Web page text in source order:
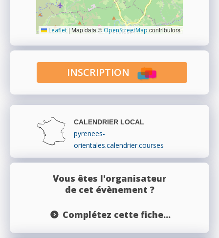
Leaflet | Map data © OpenStreetMap contributors
INSCRIPTION
CALENDRIER LOCAL
pyrenees-
orientales.calendrier.courses
Vous êtes l'organisateur
de cet évènement ?
Complétez cette fiche...